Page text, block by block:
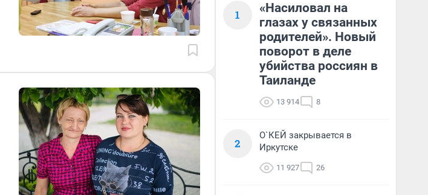
1
«Насиловал на
глазах у связанных
родителей». Новый
поворот в деле
убийства россиян в
Таиланде
13 914 8
2
О`КЕЙ закрывается в
Иркутске
11 927 26